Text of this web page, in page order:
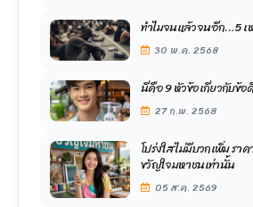
ทำไมจนแล้วจนอีก…5
30 พ.ค. 2568
นี่คือ 9 หัวข้อเกี่ยวกับข้อ
27 ก.พ. 2568
โปร่งใส ไม่มีบวกเพิ่ม ร
ขวัญใจมหาชนเท่านั้น
05 ส.ค. 2569